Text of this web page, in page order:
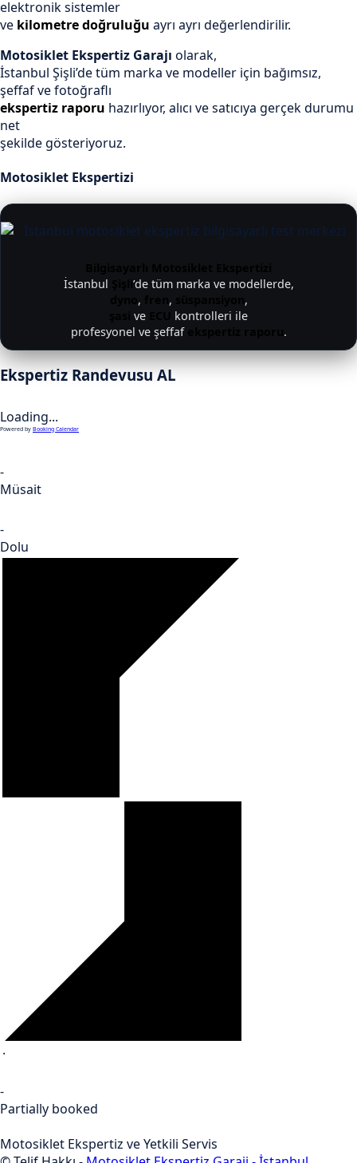
elektronik sistemler
ve kilometre doğruluğu ayrı ayrı değerlendirilir.
Motosiklet Ekspertiz Garajı olarak,
İstanbul Şişli’de tüm marka ve modeller için bağımsız,
şeffaf ve fotoğraflı
ekspertiz raporu hazırlıyor, alıcı ve satıcıya gerçek durumu
net
şekilde gösteriyoruz.
Motosiklet Ekspertizi
İstanbul
’de tüm marka ve modellerde,
, ,
,
ve
kontrolleri ile
profesyonel ve şeffaf
.
Ekspertiz Randevusu AL
Loading...
Powered by Booking Calendar
-
Müsait
-
Dolu
·
-
Partially booked
Motosiklet Ekspertiz ve Yetkili Servis